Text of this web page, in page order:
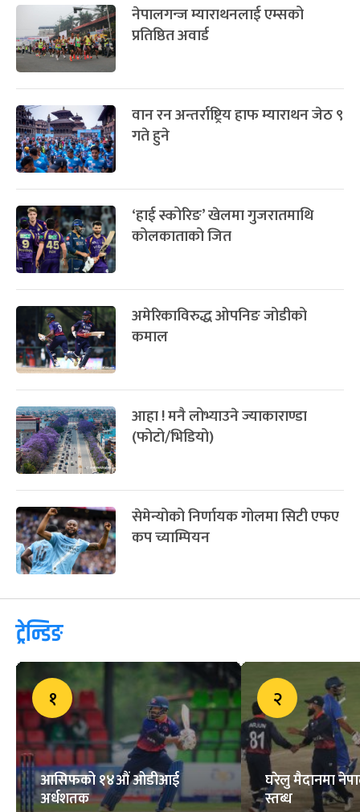
चैत्र ८, २०८३-Mar 22, 2027नेपालगन्ज म्याराथनलाई एम्सको
प्रतिष्ठित अवार्ड
वान रन अन्तर्राष्ट्रिय हाफ म्याराथन जेठ ९
गते हुने
‘हाई स्कोरिङ’ खेलमा गुजरातमाथि
कोलकाताको जित
अमेरिकाविरुद्ध ओपनिङ जोडीको
कमाल
आहा ! मनै लोभ्याउने ज्याकाराण्डा
(फोटो/भिडियो)
सेमेन्योको निर्णायक गोलमा सिटी एफए
कप च्याम्पियन
ट्रेन्डिङ
१
आसिफको १४औं ओडीआई
अर्धशतक
२
घरेलु मैदानमा
स्तब्ध